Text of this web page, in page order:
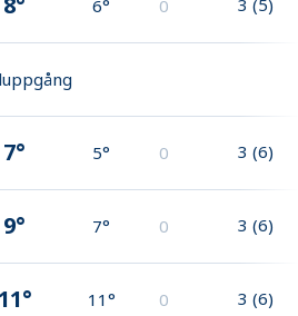
6° 0
7° 5° 0 3 (6)
9° 7° 0 3 (6)
11° 11° 0 3 (6)